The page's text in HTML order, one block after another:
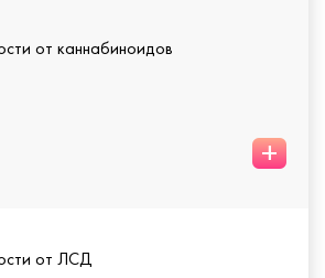
от каннабиноидов
+
от ЛСД